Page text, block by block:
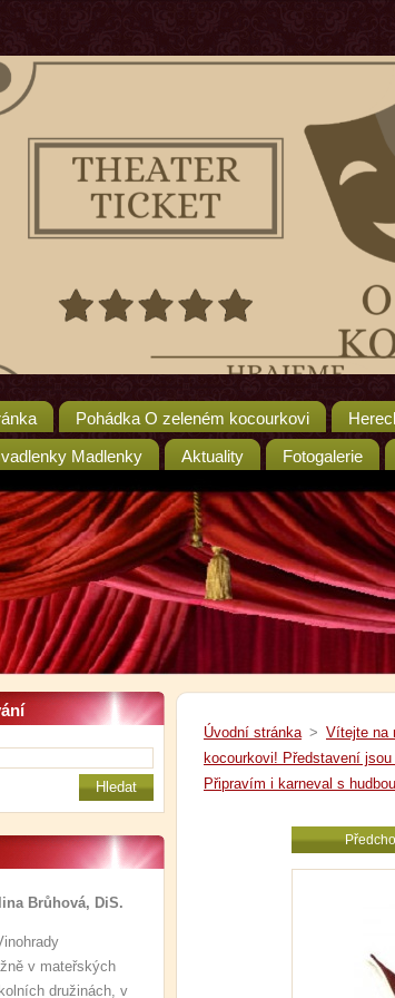
Pohádka O zeleném kocourkovi
Madlenky Aktuality Fotogalerie
Brůhová, DiS.
v mateřských
družinách, v
Úvodní stránka > Vítejte na
kocourkovi! Představení
Připravím i karneval s